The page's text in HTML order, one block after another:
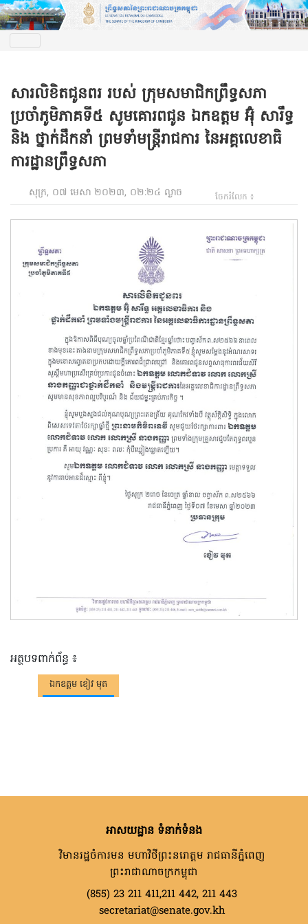
សារលិខិតជូនពរ របស់ ក្រុមសមាជិកព្រឹទ្ធសភា
ប្រចាំភូមិភាគទី៥ សូមគោរពជូន ឯកឧត្តម អ៊ុំ សារឹទ្ធ
និង ថ្នាក់ដឹកនាំ ព្រមទាំមន្ត្រីរាជការ នៃអគ្គលេខាធិ
ការដ្ឋានព្រឹទ្ធសភា
សុក្រ, ០៧ មេសា ២០២៣, ០២:២៤ ល្ងាច ចែករំលែក ៖
អត្ថបទពាក់ព័ន្ធ ៖
ឯកឧត្តម ខៀវ មុត
អាសយដ្ឋាន ទំនាក់ទំនង
វិមានរដ្ឋចំការមន មហាវិថីព្រះនរោត្តម រាជធានីភ្នំពេញ
ព្រះរាជាណាចក្រកម្ពុជា
(855) 23 211 411,211 442, 211 443
secretariat@senate.gov.kh